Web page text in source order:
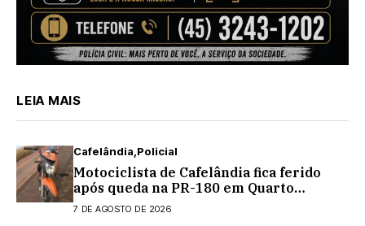
LEIA MAIS
Cafelândia Policial
Motociclista de Cafelândia fica ferido
após queda na PR-180 em Quarto
Centenário
7 DE AGOSTO DE 2026